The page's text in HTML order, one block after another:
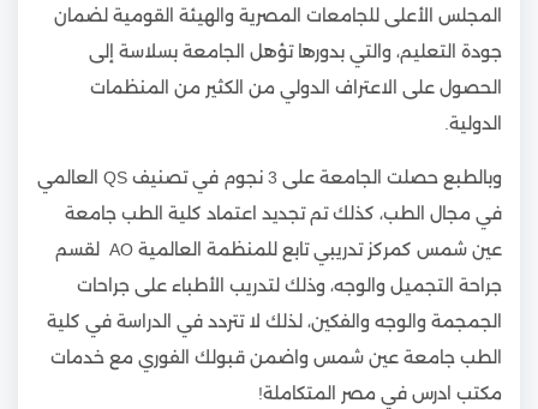
المجلس الأعلى للجامعات المصرية والهيئة القومية لضمان
جودة التعليم، والتي بدورها تؤهل الجامعة بسلاسة إلى
الحصول على الاعتراف الدولي من الكثير من المنظمات
الدولية.
وبالطبع حصلت الجامعة على 3 نجوم في تصنيف QS العالمي
في مجال الطب، كذلك تم تجديد اعتماد كلية الطب جامعة
عين شمس كمركز تدريبي تابع للمنظمة العالمية AO لقسم
جراحة التجميل والوجه، وذلك لتدريب الأطباء على جراحات
الجمجمة والوجه والفكين، لذلك لا تتردد في الدراسة في كلية
الطب جامعة عين شمس واضمن قبولك الفوري مع خدمات
مكتب ادرس في مصر المتكاملة!